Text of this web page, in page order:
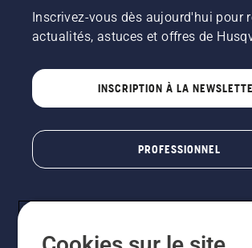
Inscrivez-vous dès aujourd'hui pour
actualités, astuces et offres de
INSCRIPTION À LA
PROFESSIONNEL